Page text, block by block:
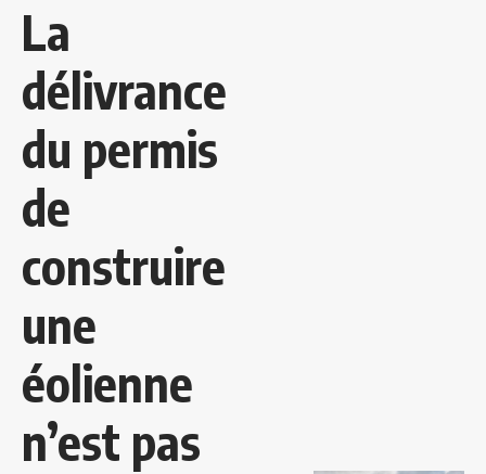
La
délivrance
du permis
de
construire
une
éolienne
n’est pas